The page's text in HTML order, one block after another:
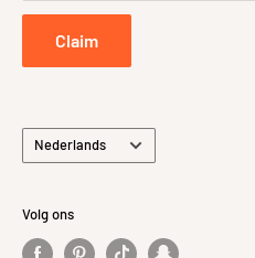
Privacybeleid
Claim
Taal
Nederlands
Volg ons